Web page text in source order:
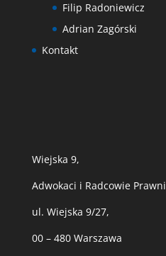
Filip Radoniewicz
Adrian Zagórski
Kontakt
Wiejska 9,
Adwokaci i Radcowie Prawni
ul. Wiejska 9/27,
00 – 480 Warszawa